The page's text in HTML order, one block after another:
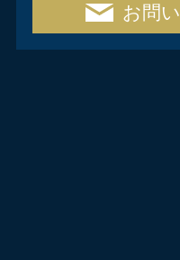
お問